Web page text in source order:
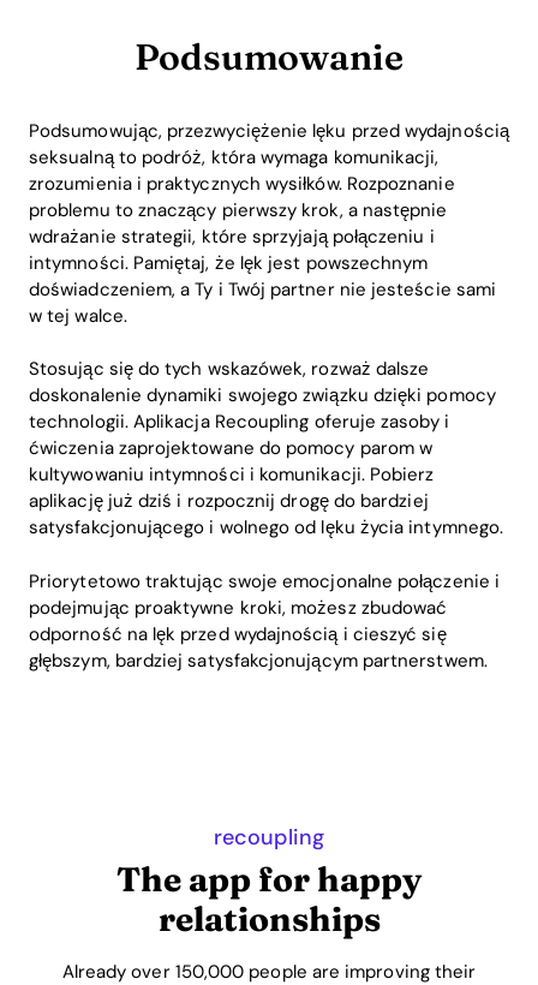
Podsumowanie
Podsumowując, przezwyciężenie lęku przed wydajnością
seksualną to podróż, która wymaga komunikacji,
zrozumienia i praktycznych wysiłków. Rozpoznanie
problemu to znaczący pierwszy krok, a następnie
wdrażanie strategii, które sprzyjają połączeniu i
intymności. Pamiętaj, że lęk jest powszechnym
doświadczeniem, a Ty i Twój partner nie jesteście sami
w tej walce.
Stosując się do tych wskazówek, rozważ dalsze
doskonalenie dynamiki swojego związku dzięki pomocy
technologii. Aplikacja Recoupling oferuje zasoby i
ćwiczenia zaprojektowane do pomocy parom w
kultywowaniu intymności i komunikacji. Pobierz
aplikację już dziś i rozpocznij drogę do bardziej
satysfakcjonującego i wolnego od lęku życia intymnego.
Priorytetowo traktując swoje emocjonalne połączenie i
podejmując proaktywne kroki, możesz zbudować
odporność na lęk przed wydajnością i cieszyć się
głębszym, bardziej satysfakcjonującym partnerstwem.
recoupling
The app for happy
relationships
Already over 150,000 people are improving their